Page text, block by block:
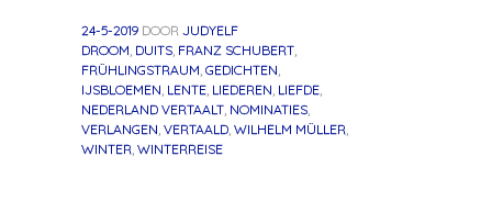
24-5-2019 DOOR JUDYELF
DROOM DUITS FRANZ SCHUBERT
FRÜHLINGSTRAUM GEDICHTEN
IJSBLOEMEN LENTE LIEDEREN LIEFDE
NEDERLAND VERTAALT NOMINATIES
VERLANGEN VERTAALD WILHELM MÜLLER
WINTER WINTERREISE